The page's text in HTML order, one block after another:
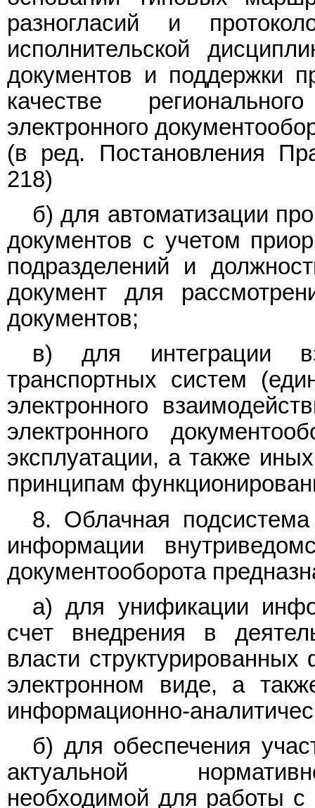
разногласий и
исполнительской
документов и поддержки
качестве
электронного
(в ред. Постановления
218)
б) для автоматизации
документов с учетом
подразделений и
документ для
документов;
в) для интеграции
транспортных систем
электронного
электронного
эксплуатации, а также
принципам
8. Облачная
информации
документооборота
а) для унификации
счет внедрения в
власти
электронном виде, а
информационно-
б) для обеспечения
актуальной
необходимой для работы